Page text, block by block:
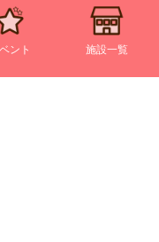
ント 施設一覧